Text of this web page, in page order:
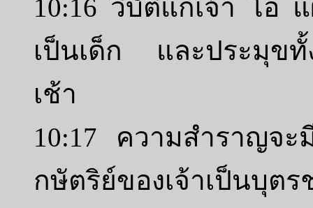
10:16 วิบัติแก่เจ้า โอ
เป็นเด็ก และประมุขทั้
เช้า
10:17 ความสำราญจ
กษัตริย์ของเจ้าเป็นบุ